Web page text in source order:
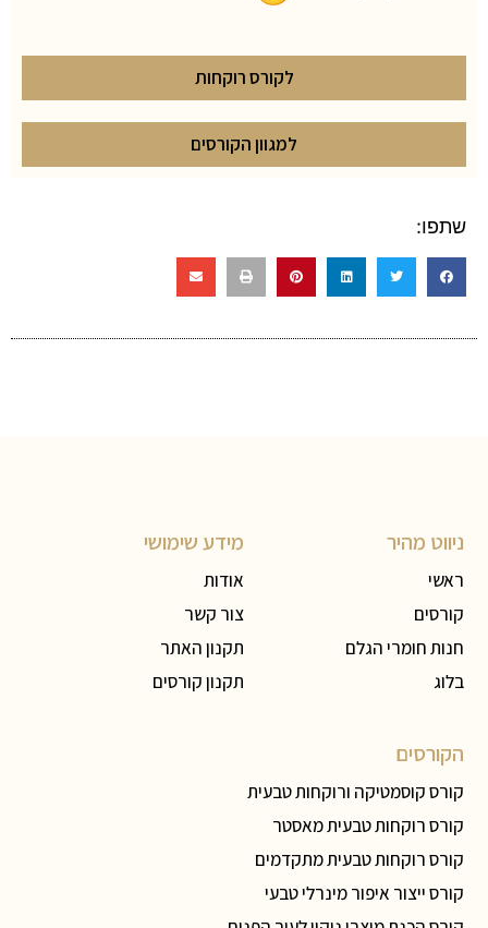
לקורס רוקחות
למגוון הקורסים
שתפו:
ניווט מהיר
ראשי
קורסים
חנות חומרי הגלם
בלוג
מידע שימושי
אודות
צור קשר
תקנון האתר
תקנון קורסים
הקורסים
קורס קוסמטיקה ורוקחות טבעית
קורס רוקחות טבעית מאסטר
קורס רוקחות טבעית מתקדמים
קורס ייצור איפור מינרלי טבעי